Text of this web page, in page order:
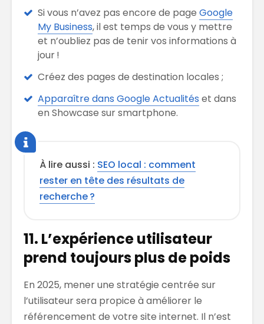
Si vous n’avez pas encore de page Google
My Business, il est temps de vous y mettre
et n’oubliez pas de tenir vos informations à
jour !
Créez des pages de destination locales ;
Apparaître dans Google Actualités et dans
en Showcase sur smartphone.
À lire aussi : SEO local : comment
rester en tête des résultats de
recherche ?
11. L’expérience utilisateur
prend toujours plus de poids
En 2025, mener une stratégie centrée sur
l’utilisateur sera propice à améliorer le
référencement de votre site internet. Il n’est